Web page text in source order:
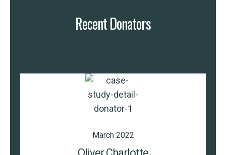
Recent Donators
March 2022